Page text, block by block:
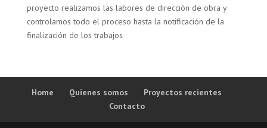
proyecto realizamos las labores de dirección de obra y
controlamos todo el proceso hasta la notificación de la
finalización de los trabajos
Home Quienes somos
Proyectos recientes
Contacto